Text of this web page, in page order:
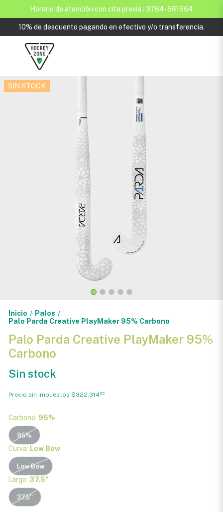
Horario de atención con cita previa : 3764-561664
10% de descuento pagando en efectivo y/o transferencia.
SIN STOCK
Inicio / Palos /
Palo Parda Creative PlayMaker 95% Carbono
Palo Parda Creative PlayMaker 95%
Carbono
Sin stock
Precio sin impuestos $322.31405
Carbono: 95%
95%
Curva: Low Bow
Low Bow
Largo: 37.5"
37.5"